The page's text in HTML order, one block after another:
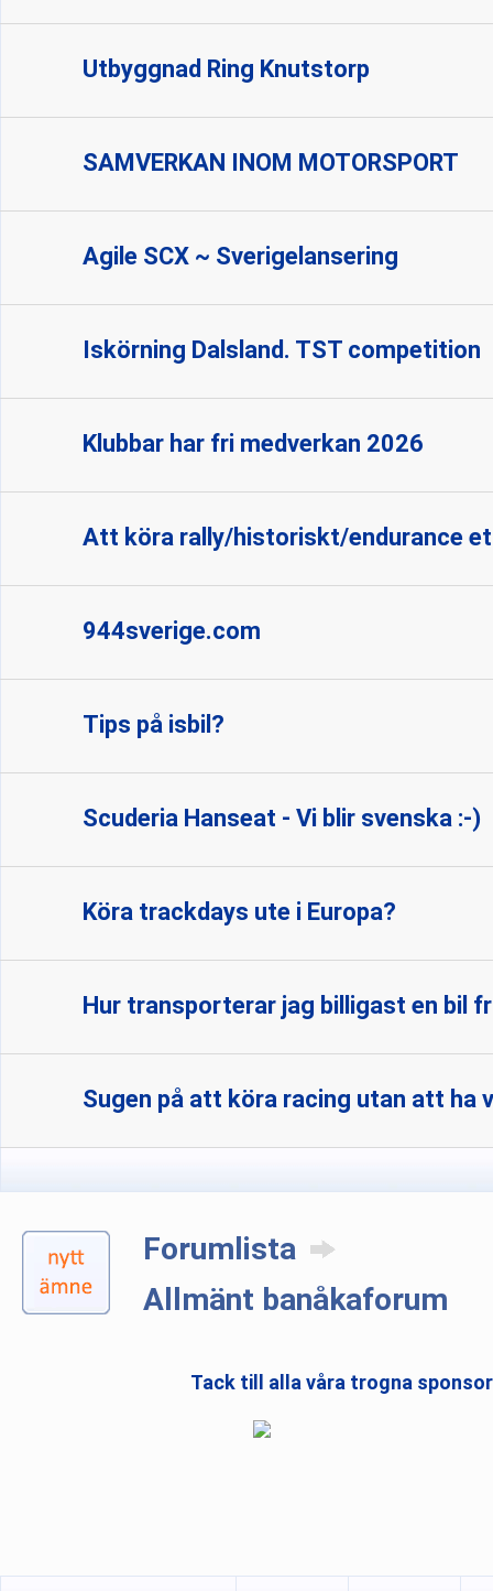
Utbyggnad Ring Knutstorp
SAMVERKAN INOM MOTORSPORT
Agile SCX ~ Sverigelansering
Iskörning Dalsland. TST competition
Klubbar har fri medverkan 2026
Att köra rally/historiskt/endurance
944sverige.com
Tips på isbil?
Scuderia Hanseat - Vi blir svenska :-)
Köra trackdays ute i Europa?
Hur transporterar jag billigast en bil
Sugen på att köra racing utan att ha
Forumlista
Allmänt banåkaforum
Tack till alla våra trogna